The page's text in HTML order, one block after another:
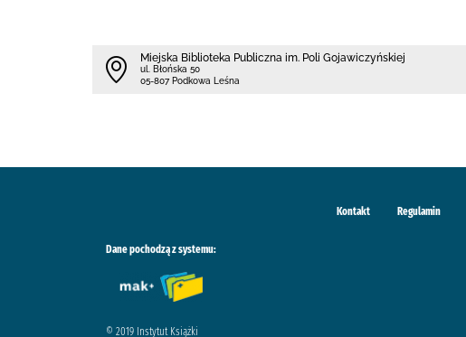
Miejska Biblioteka Publiczna im. Poli Gojawiczyńskiej
ul. Błońska 50
05-807 Podkowa Leśna
Kontakt Regulamin
Dane pochodzą z systemu:
© 2019 Instytut Książki